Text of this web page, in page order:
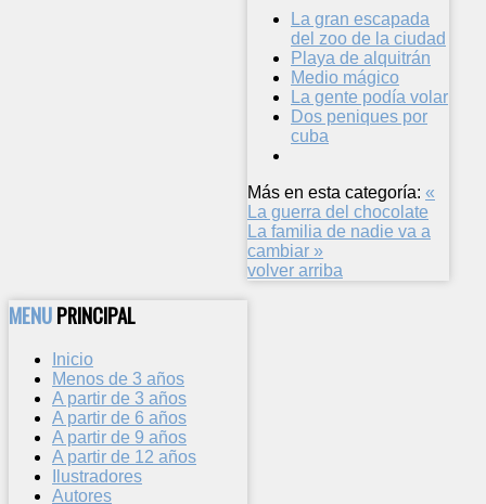
La gran escapada
del zoo de la ciudad
Playa de alquitrán
Medio mágico
La gente podía volar
Dos peniques por
cuba
Más en esta categoría: «
La guerra del chocolate
La familia de nadie va a
cambiar »
volver arriba
MENUPRINCIPAL
Inicio
Menos de 3 años
A partir de 3 años
A partir de 6 años
A partir de 9 años
A partir de 12 años
Ilustradores
Autores